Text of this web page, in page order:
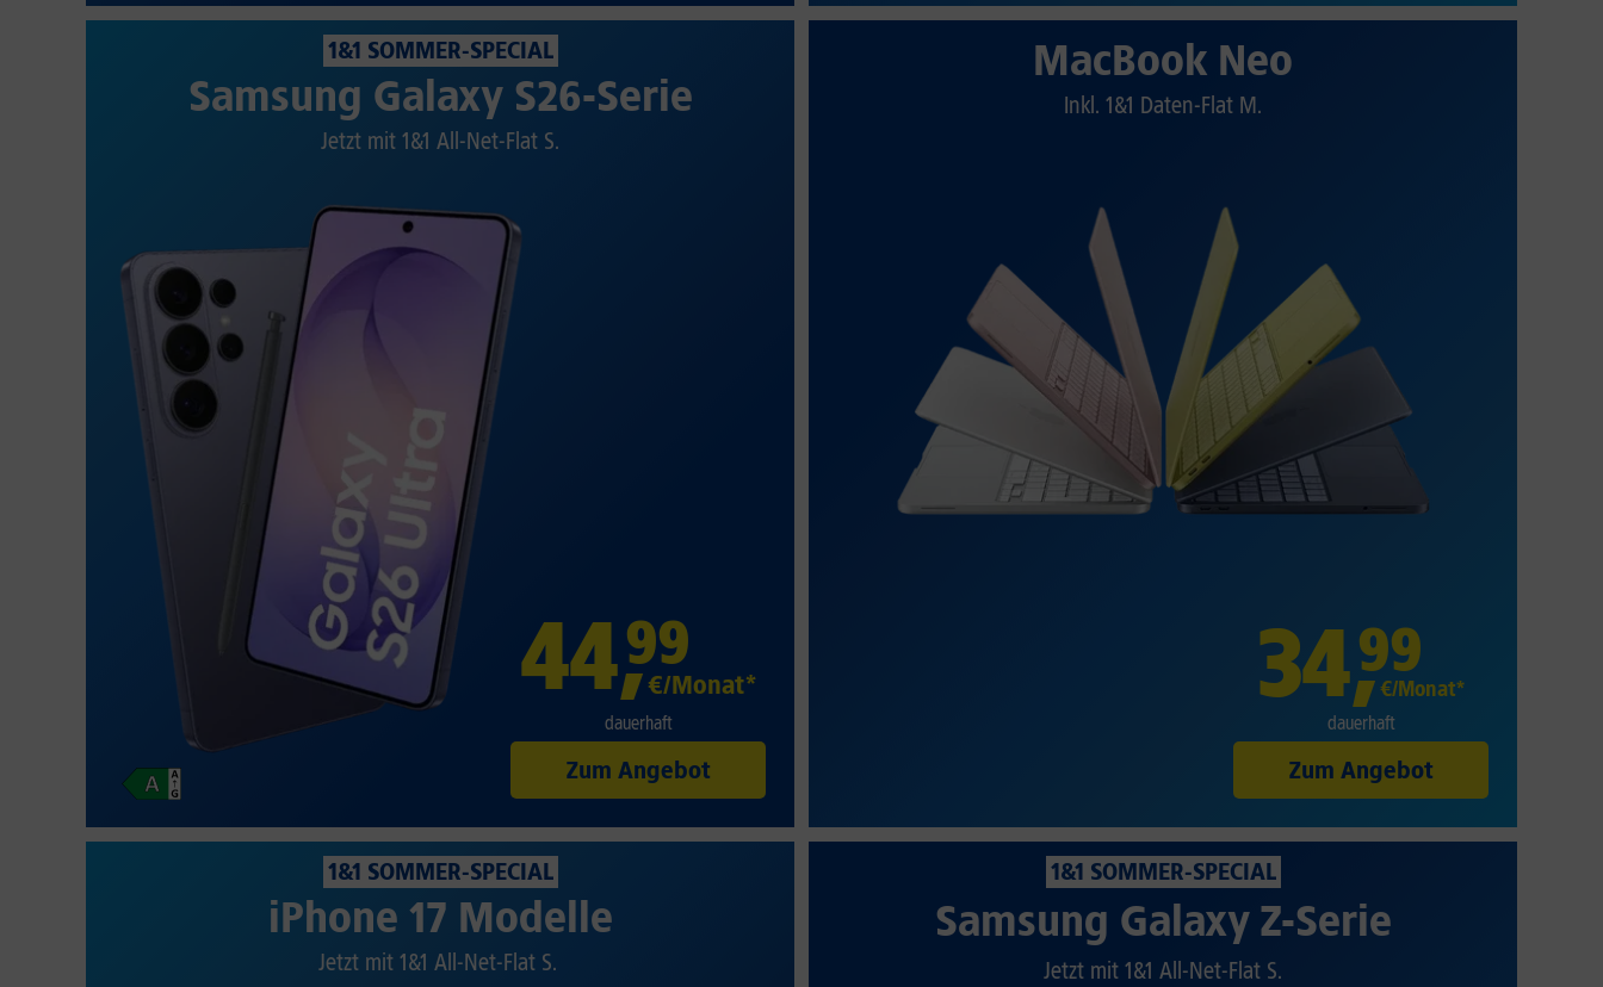
1&1 SOMMER-SPECIAL
Samsung Galaxy S26-Serie
Jetzt mit 1&1 All-Net-Flat S.
44,99
€/Monat*
dauerhaft
Zum Angebot
MacBook Neo
Inkl. 1&1 Daten-Flat M.
34,99
€/Monat*
dauerhaft
Zum Angebot
1&1 SOMMER-SPECIAL
iPhone 17 Modelle
Jetzt mit 1&1 All-Net-Flat S.
1&1 SOMMER-SPECIAL
Samsung Galaxy Z-Serie
Jetzt mit 1&1 All-Net-Flat S.